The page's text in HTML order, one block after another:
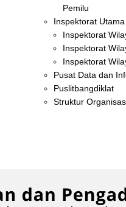
Pemilu
Inspektorat Utama
Inspektorat
Inspektorat
Inspektorat
Pusat Data dan
Puslitbangdiklat
Struktur